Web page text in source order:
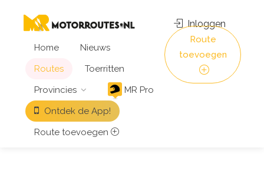
Home
Nieuws
Routes
Toerritten
Provincies
MR Pro
Ontdek de App!
Route toevoegen
Inloggen
Route
toevoegen